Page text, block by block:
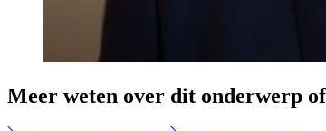
Meer weten over dit onderwerp